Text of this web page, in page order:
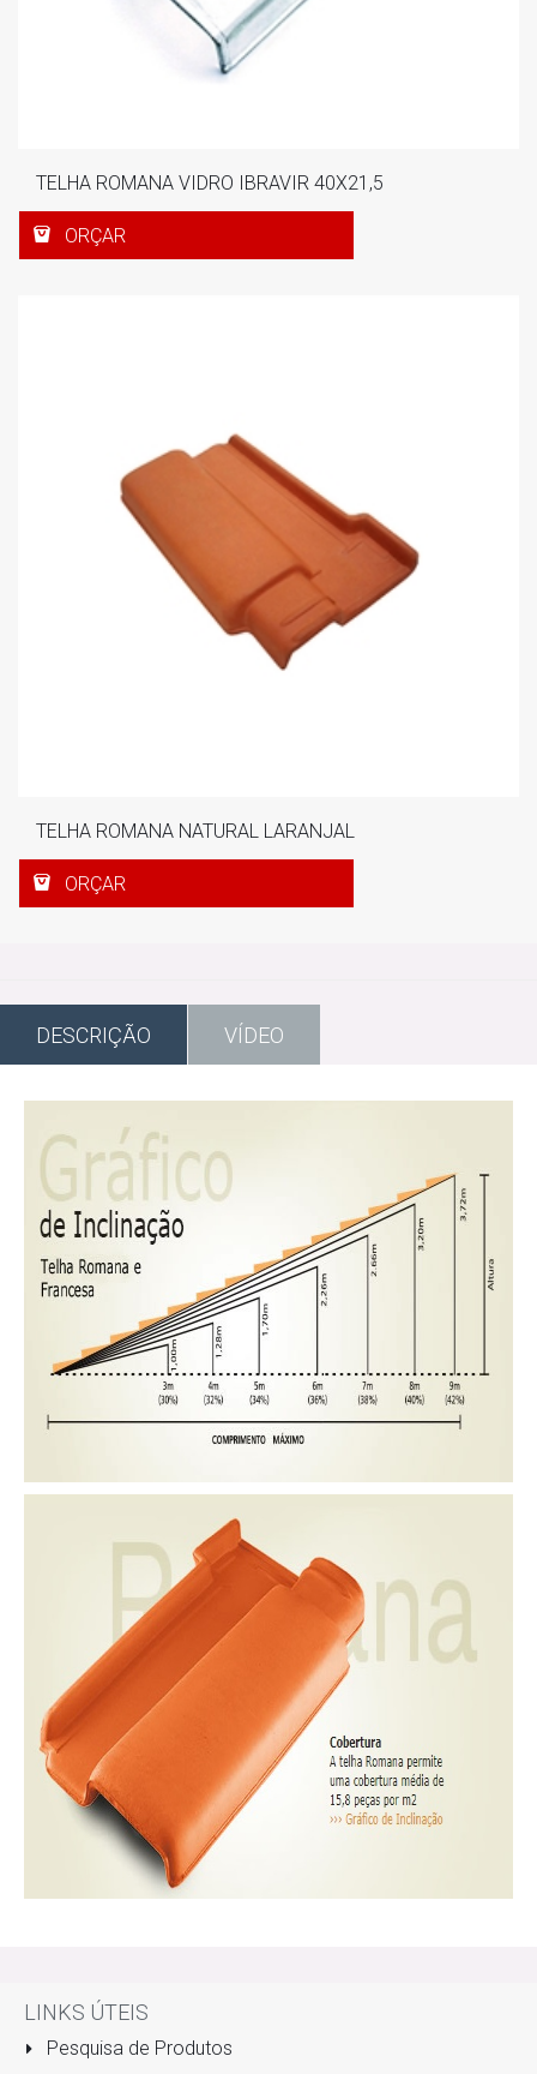
TELHA ROMANA VIDRO IBRAVIR 40X21,5
ORÇAR
TELHA ROMANA NATURAL LARANJAL
ORÇAR
DESCRIÇÃO VÍDEO
LINKS ÚTEIS
Pesquisa de Produtos